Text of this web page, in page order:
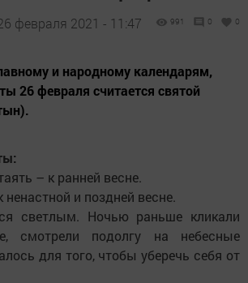
февраля 2021 - 11:47 991 0 0
и народному календарям,
26 февраля считается святой
– к ранней весне.
и поздней весне.
светлым. Ночью раньше кликали
смотрели подолгу на небесные
для того, чтобы уберечь себя от